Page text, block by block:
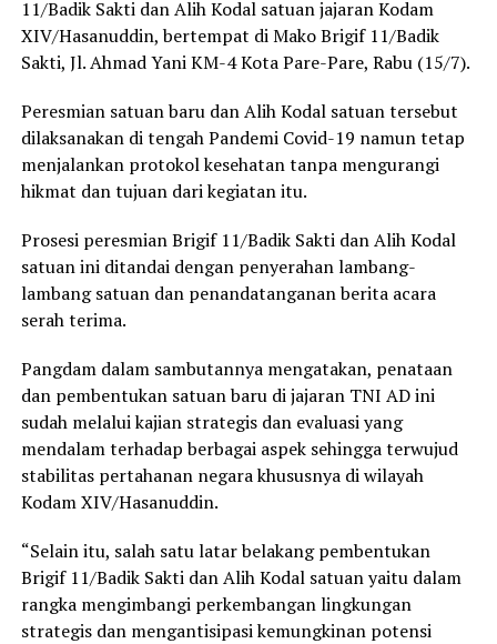
11/Badik Sakti dan Alih Kodal satuan jajaran Kodam
XIV/Hasanuddin, bertempat di Mako Brigif 11/Badik
Sakti, Jl. Ahmad Yani KM-4 Kota Pare-Pare, Rabu (15/7).
Peresmian satuan baru dan Alih Kodal satuan tersebut
dilaksanakan di tengah Pandemi Covid-19 namun tetap
menjalankan protokol kesehatan tanpa mengurangi
hikmat dan tujuan dari kegiatan itu.
Prosesi peresmian Brigif 11/Badik Sakti dan Alih Kodal
satuan ini ditandai dengan penyerahan lambang-
lambang satuan dan penandatanganan berita acara
serah terima.
Pangdam dalam sambutannya mengatakan, penataan
dan pembentukan satuan baru di jajaran TNI AD ini
sudah melalui kajian strategis dan evaluasi yang
mendalam terhadap berbagai aspek sehingga terwujud
stabilitas pertahanan negara khususnya di wilayah
Kodam XIV/Hasanuddin.
“Selain itu, salah satu latar belakang pembentukan
Brigif 11/Badik Sakti dan Alih Kodal satuan yaitu dalam
rangka mengimbangi perkembangan lingkungan
strategis dan mengantisipasi kemungkinan potensi